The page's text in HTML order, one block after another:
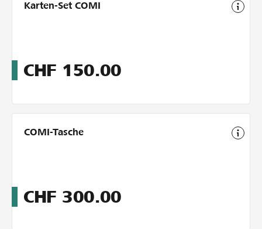
Karten-Set COMI
CHF 150.00
COMI-Tasche
CHF 300.00